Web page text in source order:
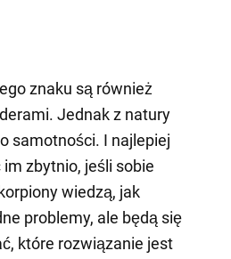
znaku są również
Jednak z natury
samotności. I najlepiej
zbytnio, jeśli sobie
wiedzą, jak
problemy, ale będą się
które rozwiązanie jest